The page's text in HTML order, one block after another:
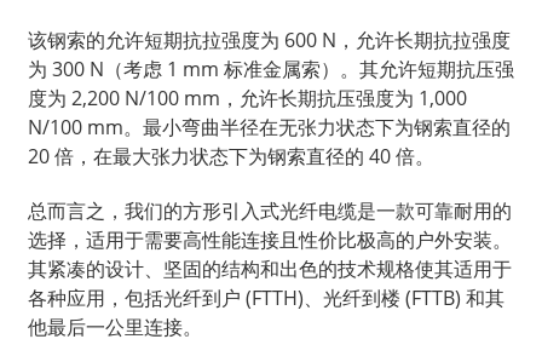
该钢索的允许短期抗拉强度为 600 N，允许长期抗拉强度
为 300 N（考虑 1 mm 标准金属索）。其允许短期抗压强
度为 2,200 N/100 mm，允许长期抗压强度为 1,000
N/100 mm。最小弯曲半径在无张力状态下为钢索直径的
20 倍，在最大张力状态下为钢索直径的 40 倍。
总而言之，我们的方形引入式光纤电缆是一款可靠耐用的
选择，适用于需要高性能连接且性价比极高的户外安装。
其紧凑的设计、坚固的结构和出色的技术规格使其适用于
各种应用，包括光纤到户 (FTTH)、光纤到楼 (FTTB) 和其
他最后一公里连接。